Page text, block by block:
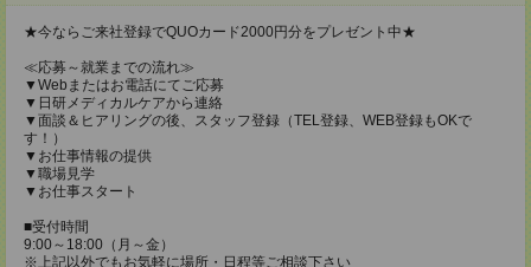
★今ならご来社登録でQUOカード2000円分をプレゼント中★
≪応募～就業までの流れ≫
▼Webまたはお電話にてご応募
▼日研メディカルケアから連絡
▼面談＆ヒアリングの後、スタッフ登録（TEL登録、WEB登録もOKで
す！）
▼お仕事情報の提供
▼職場見学
▼お仕事スタート
■受付時間
9:00～18:00（月～金）
※上記以外でもお気軽に場所・日程等ご相談下さい